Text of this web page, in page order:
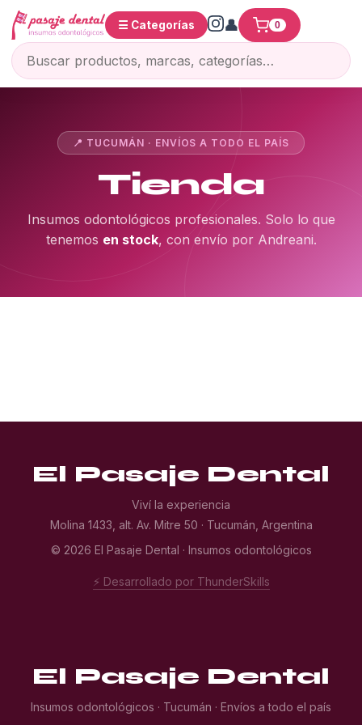
☰ Categorías 0
📍 TUCUMÁN · ENVÍOS A TODO EL PAÍS
Tienda
Insumos odontológicos profesionales. Solo lo que
tenemos en stock, con envío por Andreani.
El Pasaje Dental
Viví la experiencia
Molina 1433, alt. Av. Mitre 50 · Tucumán, Argentina
© 2026 El Pasaje Dental · Insumos odontológicos
⚡ Desarrollado por ThunderSkills
El Pasaje Dental
Insumos odontológicos · Tucumán · Envíos a todo el país